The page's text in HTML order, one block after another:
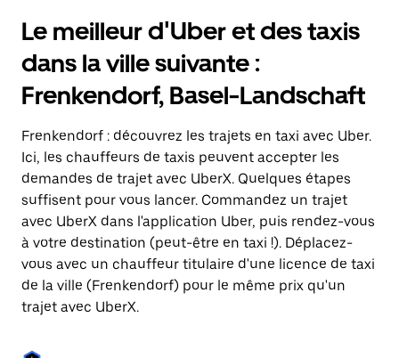
bas
pour
ouvrir
le
calendrier
et
une
date.
Appuyez
sur
la
touche
Échap
pour
fermer
le
calendrier.
Le meilleur d'Uber et des taxis
dans la ville suivante :
Frenkendorf, Basel-Landschaft
Frenkendorf : découvrez les trajets en taxi avec Uber.
Ici, les chauffeurs de taxis peuvent accepter les
demandes de trajet avec UberX. Quelques étapes
suffisent pour vous lancer. Commandez un trajet
avec UberX dans l'application Uber, puis rendez-vous
à votre destination (peut-être en taxi !). Déplacez-
vous avec un chauffeur titulaire d'une licence de taxi
de la ville (Frenkendorf) pour le même prix qu'un
trajet avec UberX.